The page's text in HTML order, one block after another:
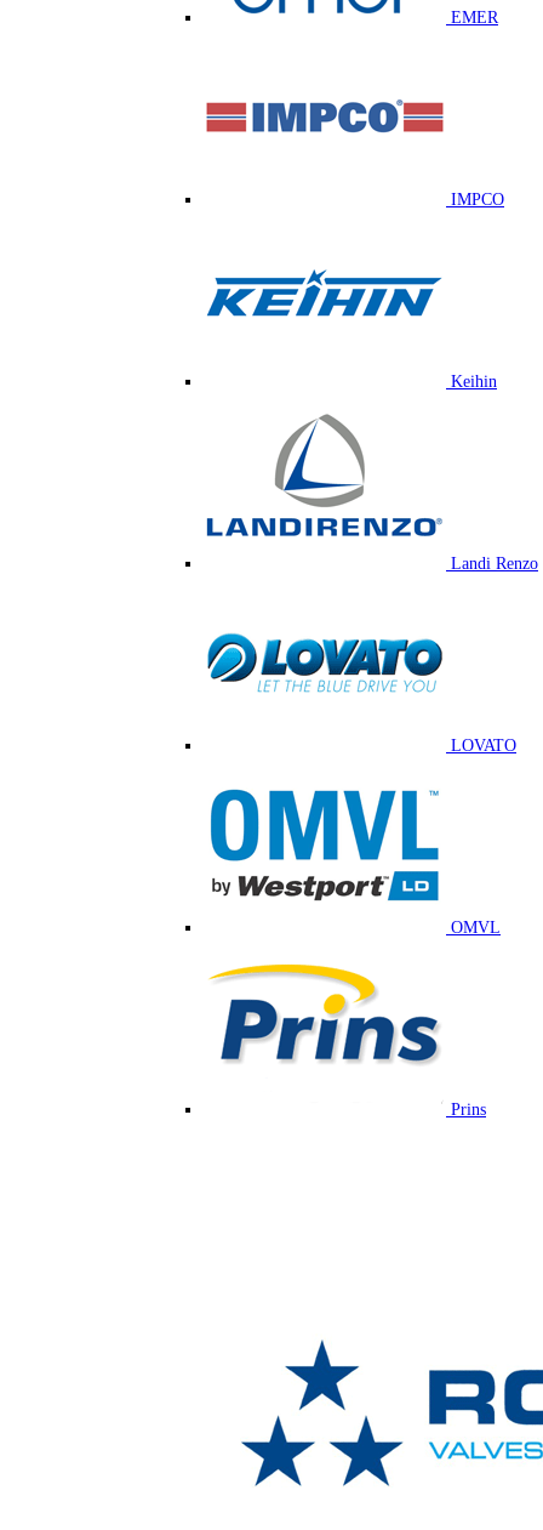
EMER
IMPCO
Keihin
Landi Renzo
LOVATO
OMVL
Prins